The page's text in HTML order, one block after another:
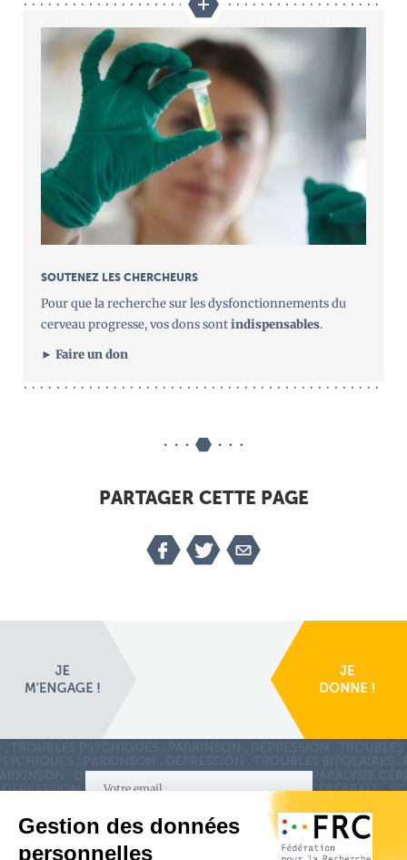
SOUTENEZ LES CHERCHEURS
Pour que la recherche sur les dysfonctionnements du
cerveau progresse, vos dons sontindispensables.
► Faire un don
PARTAGER CETTE PAGE
S'inscrire à la newsletter